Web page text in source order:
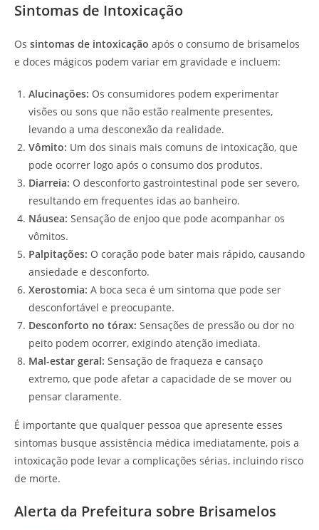
Sintomas de Intoxicação
Os sintomas de intoxicação após o consumo de brisamelos
e doces mágicos podem variar em gravidade e incluem:
Alucinações: Os consumidores podem experimentar
visões ou sons que não estão realmente presentes,
levando a uma desconexão da realidade.
Vômito: Um dos sinais mais comuns de intoxicação, que
pode ocorrer logo após o consumo dos produtos.
Diarreia: O desconforto gastrointestinal pode ser severo,
resultando em frequentes idas ao banheiro.
Náusea: Sensação de enjoo que pode acompanhar os
vômitos.
Palpitações: O coração pode bater mais rápido, causando
ansiedade e desconforto.
Xerostomia: A boca seca é um sintoma que pode ser
desconfortável e preocupante.
Desconforto no tórax: Sensações de pressão ou dor no
peito podem ocorrer, exigindo atenção imediata.
Mal-estar geral: Sensação de fraqueza e cansaço
extremo, que pode afetar a capacidade de se mover ou
pensar claramente.
É importante que qualquer pessoa que apresente esses
sintomas busque assistência médica imediatamente, pois a
intoxicação pode levar a complicações sérias, incluindo risco
de morte.
Alerta da Prefeitura sobre Brisamelos